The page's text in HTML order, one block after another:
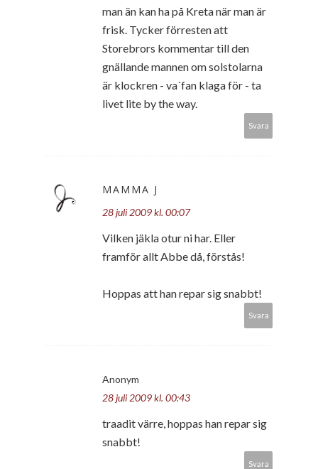
man än kan ha på Kreta när man är
frisk. Tycker förresten att
Storebrors kommentar till den
gnällande mannen om solstolarna
är klockren - va´fan klaga för - ta
livet lite by the way.
Svara
MAMMA J
28 juli 2009 kl. 00:07
Vilken jäkla otur ni har. Eller
framför allt Abbe då, förstås!
Hoppas att han repar sig snabbt!
Svara
Anonym
28 juli 2009 kl. 00:43
traadit värre, hoppas han repar sig
snabbt!
Svara